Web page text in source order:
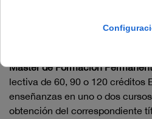
Universidad Internacional de
Máster de Formación
lectiva de 60, 90 o 120 créditos
enseñanzas en uno o dos
obtención del correspondiente